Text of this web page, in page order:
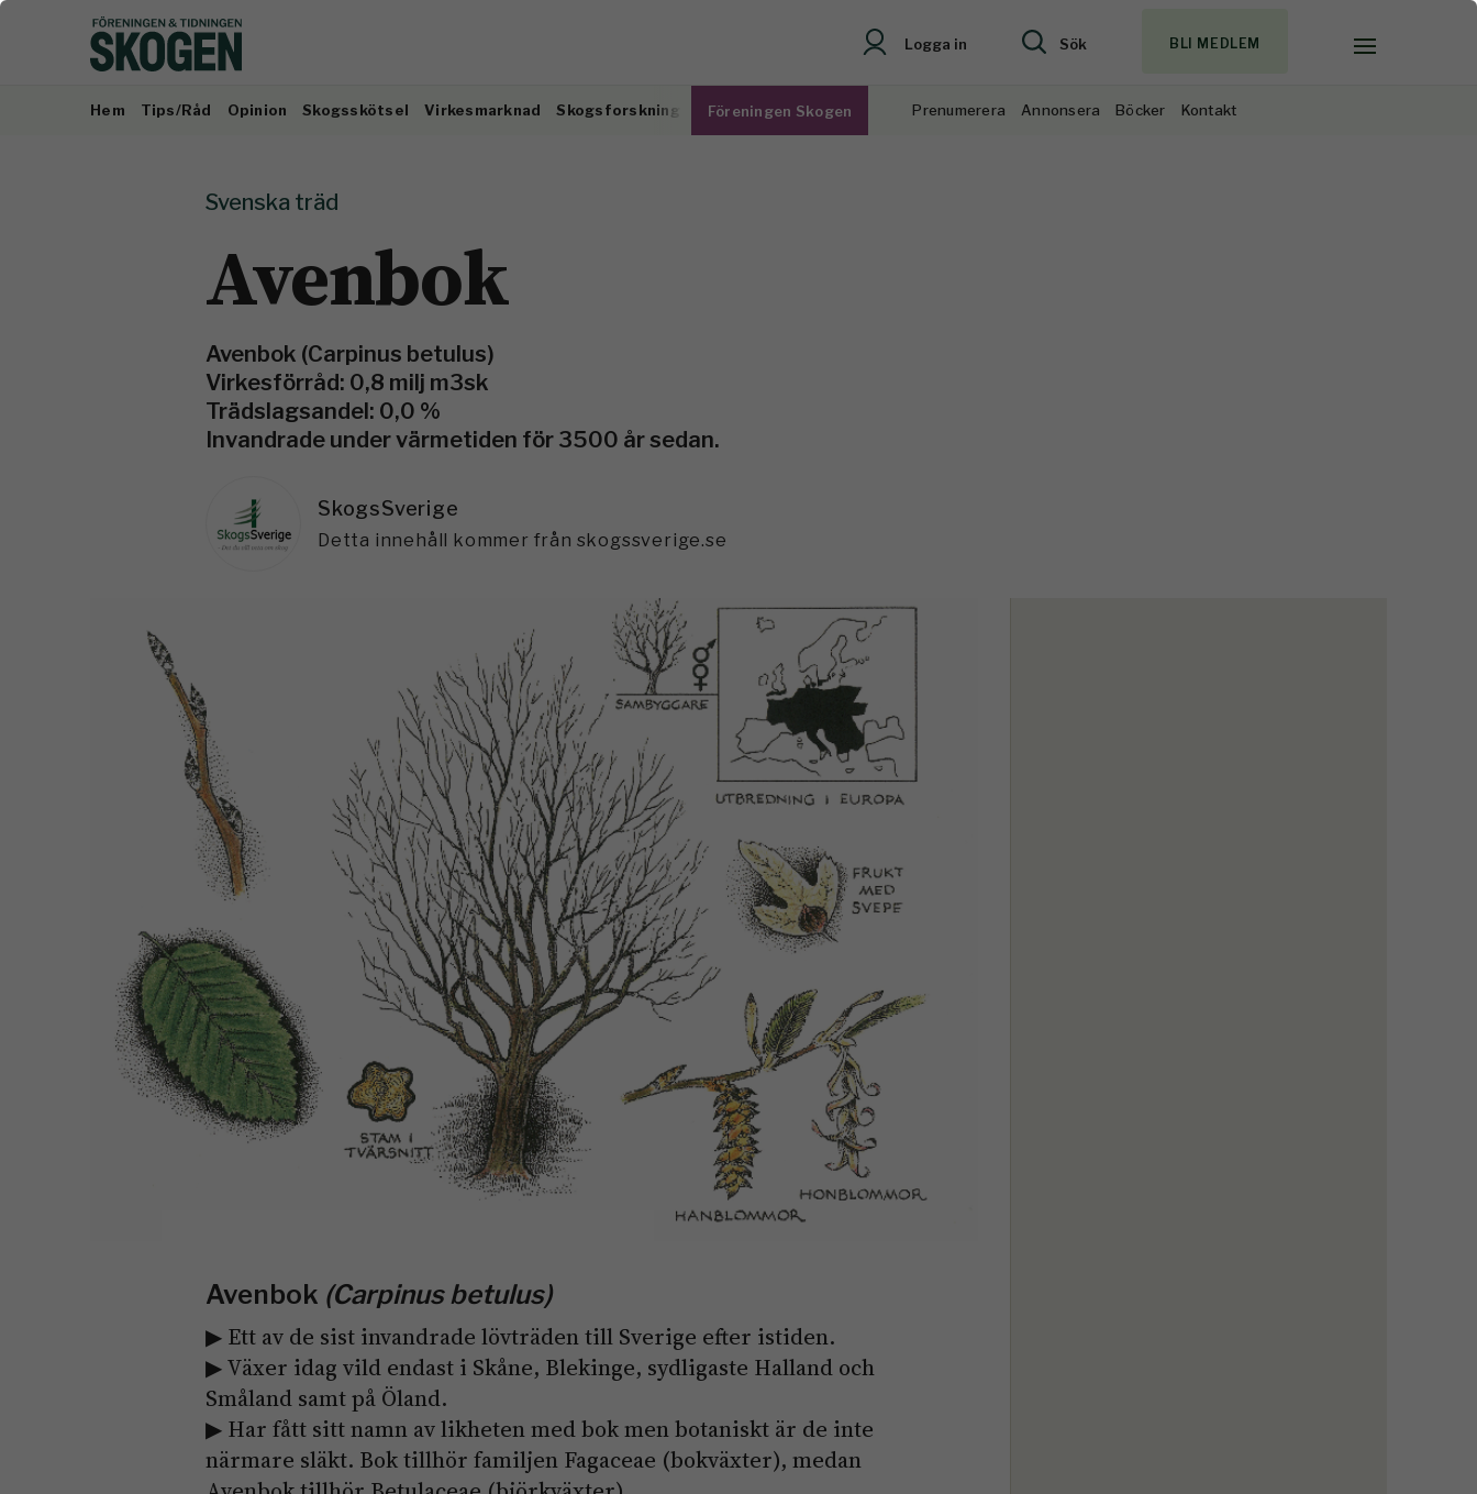
Logga in Sök BLI MEDLEM
Hem Tips/Råd Opinion Skogsskötsel Virkesmarknad Skogsforskning Föreningen Skogen Prenumerera Annonsera Böcker Kontakt
Svenska träd
Avenbok
Avenbok (Carpinus betulus)
Virkesförråd: 0,8 milj m3sk
Trädslagsandel: 0,0 %
Invandrade under värmetiden för 3500 år sedan.
SkogsSverige
Detta innehåll kommer från skogssverige.se
Avenbok (Carpinus betulus)
▶ Ett av de sist invandrade lövträden till Sverige efter istiden.
▶ Växer idag vild endast i Skåne, Blekinge, sydligaste Halland och
Småland samt på Öland.
▶ Har fått sitt namn av likheten med bok men botaniskt är de inte
närmare släkt. Bok tillhör familjen Fagaceae (bokväxter), medan